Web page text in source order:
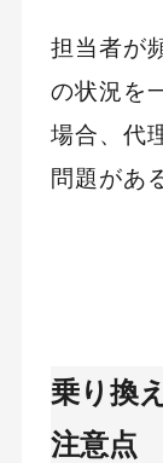
担当者が
の状況を
場合、代
問題があ
乗り換
注意点